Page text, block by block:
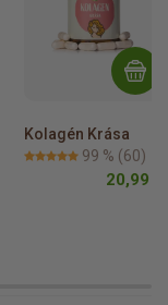
Kolagén Krása
99 % (60)
20,99 €